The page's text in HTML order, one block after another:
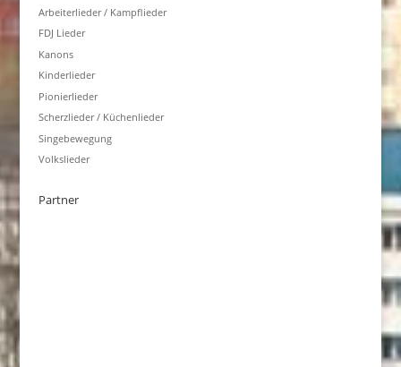
Arbeiterlieder / Kampflieder
FDJ Lieder
Kanons
Kinderlieder
Pionierlieder
Scherzlieder / Küchenlieder
Singebewegung
Volkslieder
Partner